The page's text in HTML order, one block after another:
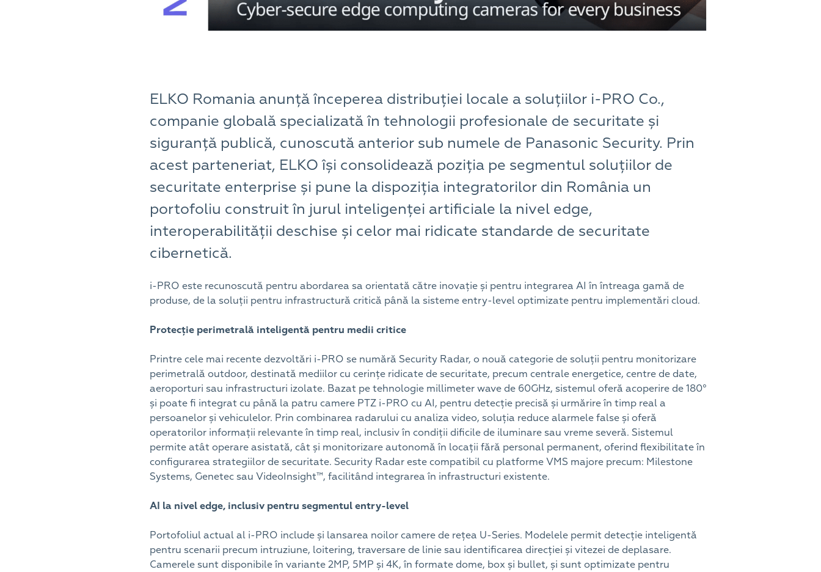
ELKO Romania anunță începerea distribuției locale a soluțiilor i-PRO Co.,
companie globală specializată în tehnologii profesionale de securitate și
siguranță publică, cunoscută anterior sub numele de Panasonic Security. Prin
acest parteneriat, ELKO își consolidează poziția pe segmentul soluțiilor de
securitate enterprise și pune la dispoziția integratorilor din România un
portofoliu construit în jurul inteligenței artificiale la nivel edge,
interoperabilității deschise și celor mai ridicate standarde de securitate
cibernetică.
i-PRO este recunoscută pentru abordarea sa orientată către inovație și pentru integrarea AI în întreaga gamă de
produse, de la soluții pentru infrastructură critică până la sisteme entry-level optimizate pentru implementări cloud.
Protecție perimetrală inteligentă pentru medii critice
Printre cele mai recente dezvoltări i-PRO se numără Security Radar, o nouă categorie de soluții pentru monitorizare
perimetrală outdoor, destinată mediilor cu cerințe ridicate de securitate, precum centrale energetice, centre de date,
aeroporturi sau infrastructuri izolate. Bazat pe tehnologie millimeter wave de 60GHz, sistemul oferă acoperire de 180°
și poate fi integrat cu până la patru camere PTZ i-PRO cu AI, pentru detecție precisă și urmărire în timp real a
persoanelor și vehiculelor. Prin combinarea radarului cu analiza video, soluția reduce alarmele false și oferă
operatorilor informații relevante în timp real, inclusiv în condiții dificile de iluminare sau vreme severă. Sistemul
permite atât operare asistată, cât și monitorizare autonomă în locații fără personal permanent, oferind flexibilitate în
configurarea strategiilor de securitate. Security Radar este compatibil cu platforme VMS majore precum: Milestone
Systems, Genetec sau VideoInsight™, facilitând integrarea în infrastructuri existente.
AI la nivel edge, inclusiv pentru segmentul entry-level
Portofoliul actual al i-PRO include și lansarea noilor camere de rețea U-Series. Modelele permit detecție inteligentă
pentru scenarii precum intruziune, loitering, traversare de linie sau identificarea direcției și vitezei de deplasare.
Camerele sunt disponibile în variante 2MP, 5MP și 4K, în formate dome, box și bullet, și sunt optimizate pentru